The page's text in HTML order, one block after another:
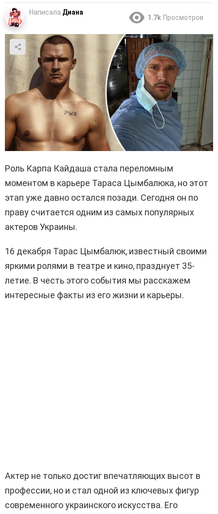
Написала Диана
1.7k Просмотров
Роль Карпа Кайдаша стала переломным
моментом в карьере Тараса Цымбалюка, но этот
этап уже давно остался позади. Сегодня он по
праву считается одним из самых популярных
актеров Украины.
16 декабря Тарас Цымбалюк, известный своими
яркими ролями в театре и кино, празднует 35-
летие. В честь этого события мы расскажем
интересные факты из его жизни и карьеры.
Актер не только достиг впечатляющих высот в
профессии, но и стал одной из ключевых фигур
современного украинского искусства. Его